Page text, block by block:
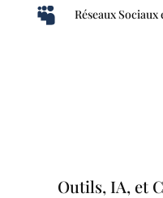
 Réseaux
Outils, IA, et